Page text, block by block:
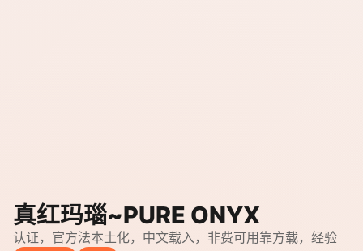
真红玛瑙~PURE ONYX
认证，官方法本土化，中文载入，非费可用靠方载，经验